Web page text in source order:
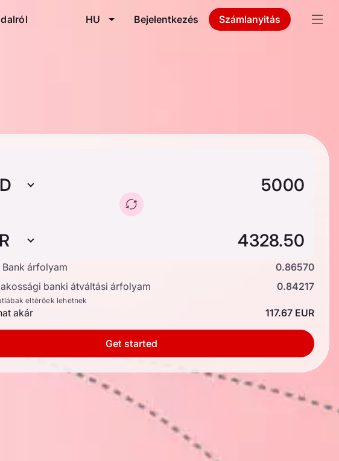
HU Bejelentkezés Számlanyitás
árfolyam
0.86570
banki átváltási árfolyam
0.84217
eltérőek lehetnek
akár 117.67 EUR
Get started